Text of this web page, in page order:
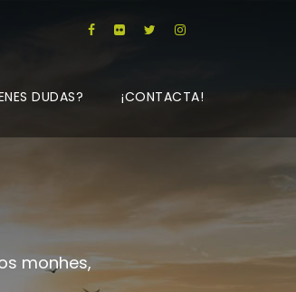
DUDAS? ¡CONTACTA!
monhes,